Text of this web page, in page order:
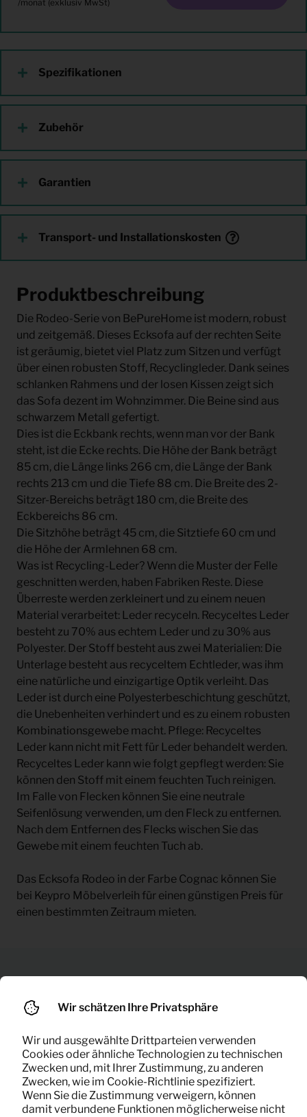
Spezifikationen
Zubehör
Garantien
Transport- und Installationskosten
Produktbeschreibung
Die Rodeo-Serie von BePureHome ist modern, robust
und zeitgemäß. Dieses Ecksofa auf der rechten Seite
ist geräumig, bietet viel Platz zum Sitzen und verfügt
über einen robusten Stoff, Recyclingleder. Dank seines
schlanken Rahmens und der losen Kissen zeigt sich
das Sofa dezent im Wohnzimmer. Die Beine sind aus
schwarzem Metall gefertigt.
Dies ist die Eckbank rechts, wenn man vor der Bank
steht, ist die Ecke rechts. Die Höhe der Bank beträgt
85 cm, die Länge links 266 cm, die Länge der Bank
rechts 213 cm und die Tiefe 88 cm. Die Breite des 2-
Sitzer-Bereichs beträgt 180 cm, die Breite des
Eckbereichs 86 cm.
Die Sitzhöhe beträgt 45 cm, die Sitztiefe 60 cm und
die Höhe der Armlehnen 68 cm.
Was ist Recycling-Leder? Wenn die Muster der Felle
geschnitten werden, haben Fabriken Reste. Diese
Überreste werden zerkleinert und zu einem neuen
Material verarbeitet: Leder recyceln. Recyceltes Leder
besteht zu 70% aus echtem Leder und zu 30% aus
Polyester. Der Stoff besteht aus zwei Materialien: Die
Unterlage besteht aus recyceltem Echtleder, was ihm
eine natürliche und einzigartige Optik verleiht. Das
Leder ist durch eine Polyesterbeschichtung geschützt,
die Unebenheiten verhindert und es zu einem robusten
Kombinationsgewebe macht. Pflege: Recyceltes
Leder kann nicht mit Fett für Leder behandelt werden.
Recyceltes Leder kann wie folgt gepflegt werden: Sie
können den Stoff mit einem feuchten Tuch reinigen.
Im Falle von Flecken können Sie eine neutrale
Seifenlösung verwenden, um den Fleck zu entfernen.
Nach dem Entfernen des Flecks wischen Sie das
Gewebe mit einem feuchten Tuch ab.
Das Ecksofa Rodeo in der Farbe Cognac können Sie
bei Keypro Möbelverleih für einen günstigen Preis für
einen bestimmten Zeitraum mieten.
Wir schätzen Ihre Privatsphäre
Wir und ausgewählte Drittparteien verwenden
Cookies oder ähnliche Technologien zu technischen
Zwecken und, mit Ihrer Zustimmung, zu anderen
Zwecken, wie im Cookie-Richtlinie spezifiziert.
Wenn Sie die Zustimmung verweigern, können
damit verbundene Funktionen möglicherweise nicht